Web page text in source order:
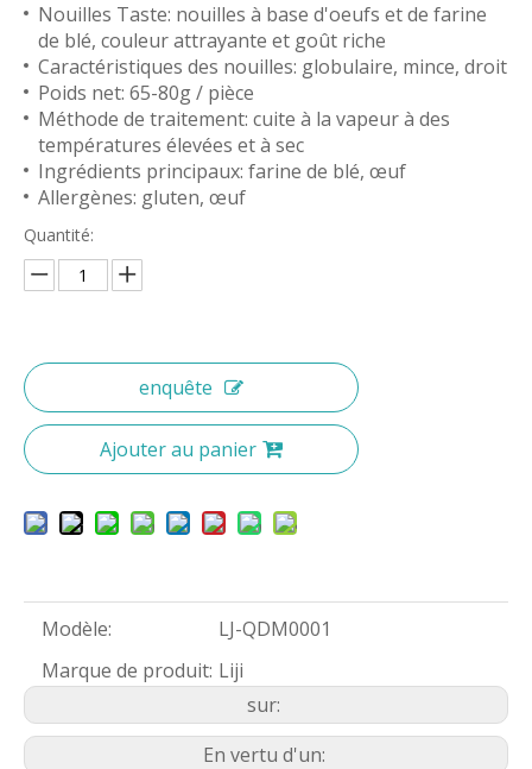
Nouilles Taste: nouilles à base d'oeufs et de farine
de blé, couleur attrayante et goût riche
Caractéristiques des nouilles: globulaire, mince, droit
Poids net: 65-80g / pièce
Méthode de traitement: cuite à la vapeur à des
températures élevées et à sec
Ingrédients principaux: farine de blé, œuf
Allergènes: gluten, œuf
Quantité:
enquête
Ajouter au panier
Modèle:
LJ-QDM0001
Marque de produit: Liji
sur:
En vertu d'un: